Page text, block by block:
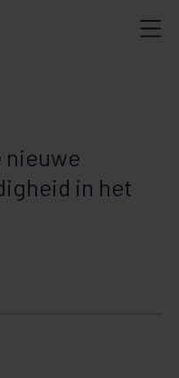
nieuwe
in het